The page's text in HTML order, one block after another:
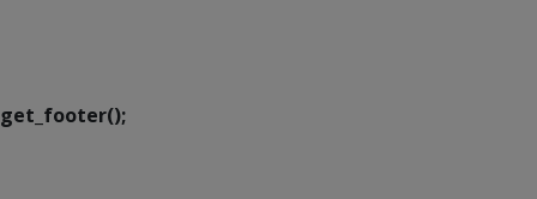
get_footer();